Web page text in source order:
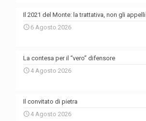
Il 2021 del Monte: la trattativa, non gli appelli
6 Agosto 2026
La contesa per il “vero” difensore
4 Agosto 2026
Il convitato di pietra
4 Agosto 2026